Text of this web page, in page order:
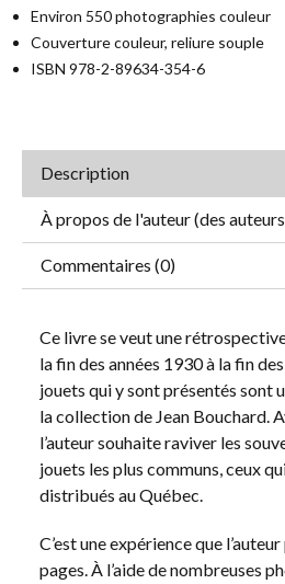
Environ 550 photographies couleur
Couverture couleur, reliure souple
ISBN 978-2-89634-354-6
Description
À propos de l'auteur (des
Commentaires (0)
Ce livre se veut une
la fin des années 1930 à la fin
jouets qui y sont présentés sont
la collection de Jean Bouchard.
l’auteur souhaite raviver les
jouets les plus communs, ceux
distribués au Québec.
C’est une expérience que
pages. À l’aide de nombreuses